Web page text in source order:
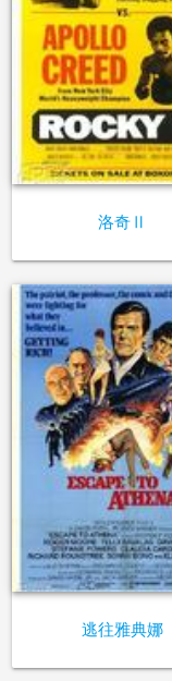
洛奇Ⅱ
逃往雅典娜